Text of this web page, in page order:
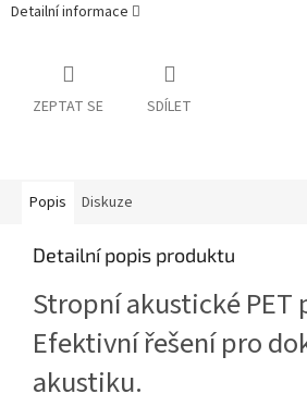
Detailní informace
ZEPTAT SE SDÍLET
Popis Diskuze
Detailní popis produktu
Stropní akustické PET
Efektivní řešení pro
akustiku.